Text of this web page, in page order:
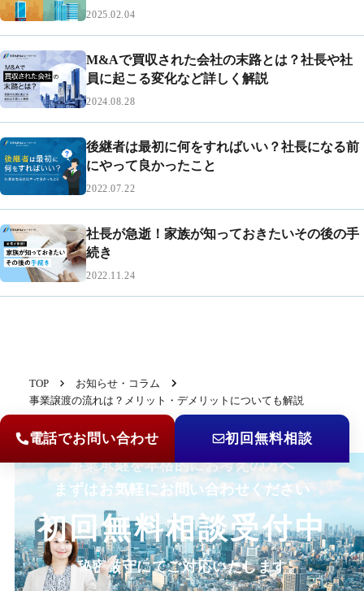
2025.02.04
M&Aで買収された会社の末路とは？社長や社
員に起こる変化など詳しく解説
2024.08.28
後継者は最初に何をすればいい？社長になる前
にやって良かったこと
2022.07.22
社長が急逝！家族が知っておきたいその後の手
続き
2022.11.24
TOP
お知らせ・コラム
事業譲渡の流れは？メリット・デメリットについても解説
電話でお問い合わせ 初回無料相談
事業承継を本格的にお考えの方へ
まずはお気軽にお問い合わせください
初回無料相談受付中
秘密厳守にてご対応いたします。